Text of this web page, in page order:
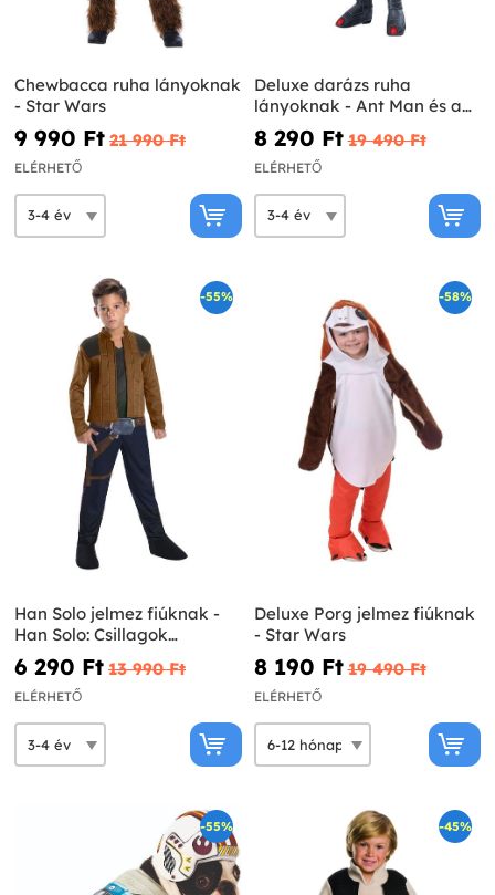
Chewbacca ruha lányoknak
- Star Wars
9 990 Ft‎ 21 990 Ft‎
ELÉRHETŐ
Deluxe darázs ruha
lányoknak - Ant Man és a
Wasp
8 290 Ft‎ 19 490 Ft‎
ELÉRHETŐ
-55%
Han Solo jelmez fiúknak -
Han Solo: Csillagok
háborúja
6 290 Ft‎ 13 990 Ft‎
ELÉRHETŐ
-58%
Deluxe Porg jelmez fiúknak
- Star Wars
8 190 Ft‎ 19 490 Ft‎
ELÉRHETŐ
-55% -45%